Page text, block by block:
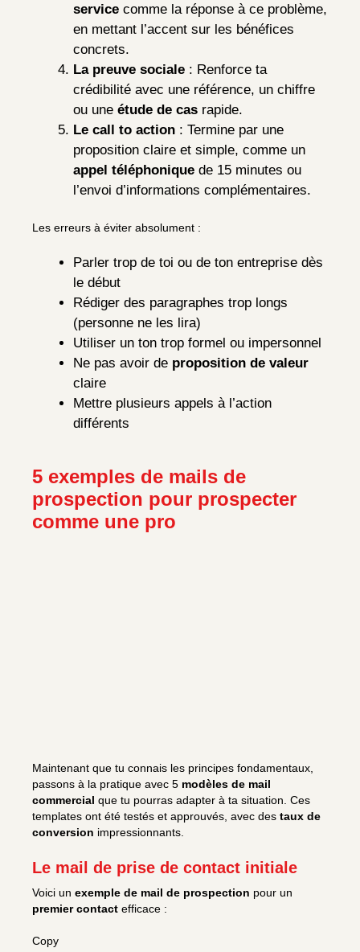
service comme la réponse à ce problème,
en mettant l’accent sur les bénéfices
concrets.
La preuve sociale : Renforce ta
crédibilité avec une référence, un chiffre
ou une étude de cas rapide.
Le call to action : Termine par une
proposition claire et simple, comme un
appel téléphonique de 15 minutes ou
l’envoi d’informations complémentaires.
Les erreurs à éviter absolument :
Parler trop de toi ou de ton entreprise dès
le début
Rédiger des paragraphes trop longs
(personne ne les lira)
Utiliser un ton trop formel ou impersonnel
Ne pas avoir de proposition de valeur
claire
Mettre plusieurs appels à l’action
différents
5 exemples de mails de
prospection pour prospecter
comme une pro
Maintenant que tu connais les principes fondamentaux,
passons à la pratique avec 5 modèles de mail
commercial que tu pourras adapter à ta situation. Ces
templates ont été testés et approuvés, avec des taux de
conversion impressionnants.
Le mail de prise de contact initiale
Voici un exemple de mail de prospection pour un
premier contact efficace :
Copy